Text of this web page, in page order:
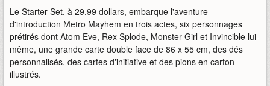
Le Starter Set, à 29,99 dollars, embarque l'aventure
d'introduction Metro Mayhem en trois actes, six personnages
prétirés dont Atom Eve, Rex Splode, Monster Girl et Invincible lui-
même, une grande carte double face de 86 x 55 cm, des dés
personnalisés, des cartes d'initiative et des pions en carton
illustrés.